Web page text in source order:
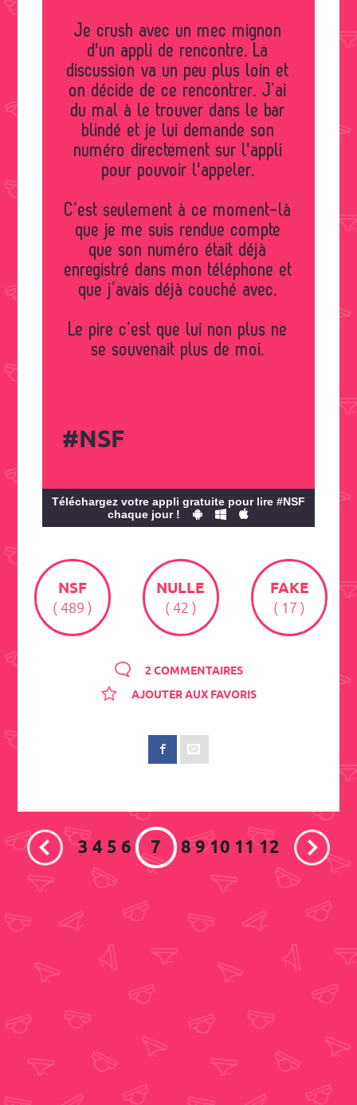
Je crush avec un mec mignon
d'un appli de rencontre. La
discussion va un peu plus loin et
on décide de ce rencontrer. J’ai
du mal à le trouver dans le bar
blindé et je lui demande son
numéro directement sur l'appli
pour pouvoir l'appeler.
C’est seulement à ce moment-là
que je me suis rendue compte
que son numéro était déjà
enregistré dans mon téléphone et
que j’avais déjà couché avec.
Le pire c’est que lui non plus ne
se souvenait plus de moi.
#NSF
Téléchargez votre appli gratuite pour lire #NSF
chaque jour !
NSF
( 489 )
NULLE
( 42 )
FAKE
( 17 )
2 COMMENTAIRES
AJOUTER AUX FAVORIS
34 56 7 8910 1112